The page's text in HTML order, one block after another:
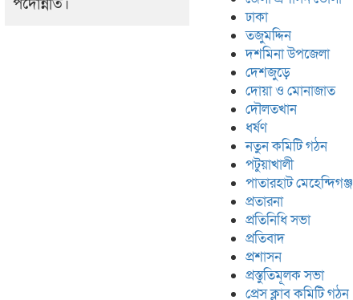
পদোন্নতি।
ঢাকা
তজুমদ্দিন
দশমিনা উপজেলা
দেশজুড়ে
দোয়া ও মোনাজাত
দৌলতখান
ধর্ষণ
নতুন কমিটি গঠন
পটুয়াখালী
পাতারহাট মেহেন্দিগঞ্জ
প্রতারনা
প্রতিনিধি সভা
প্রতিবাদ
প্রশাসন
প্রস্তুতিমূলক সভা
প্রেস ক্লাব কমিটি গঠন